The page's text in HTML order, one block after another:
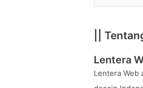
r
c
h
||
Lentera
Lentera Web
i